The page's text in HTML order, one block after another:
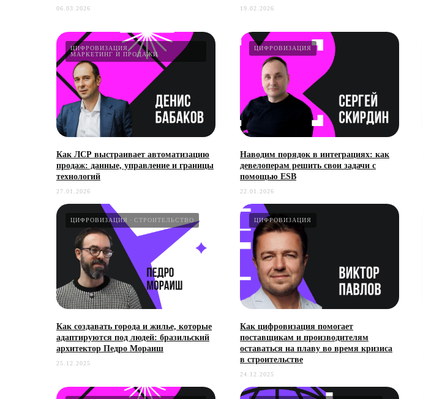
06.03.2026 19.02.2026
ЦИФРОВИЗАЦИЯ
МАРКЕТИНГ И ПРОДАЖИ
Как ЛСР выстраивает автоматизацию
продаж: данные, управление и границы
технологий
27.01.2026
ЦИФРОВИЗАЦИЯ
Наводим порядок в интеграциях: как
девелоперам решить свои задачи с
помощью ESB
22.01.2026
ЦИФРОВИЗАЦИЯ СТРОИТЕЛЬСТВО
Как создавать города и жилье, которые
адаптируются под людей: бразильский
архитектор Педро Мораиш
25.12.2025
ЦИФРОВИЗАЦИЯ
Как цифровизация помогает
поставщикам и производителям
оставаться на плаву во время кризиса
в строительстве
24.12.2025